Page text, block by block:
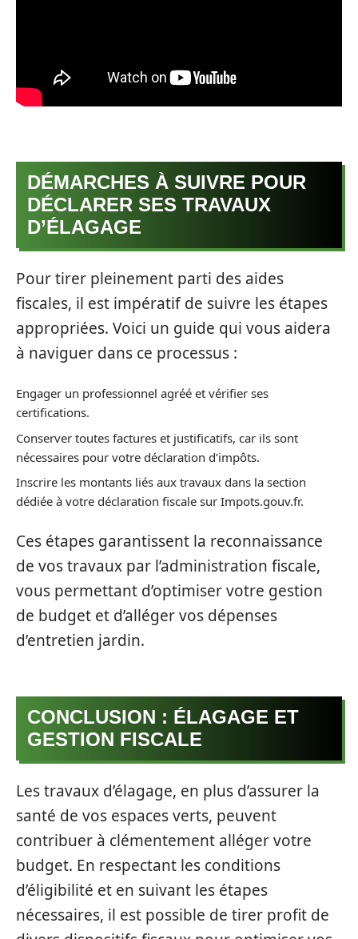
DÉMARCHES À SUIVRE POUR
DÉCLARER SES TRAVAUX
D’ÉLAGAGE
Pour tirer pleinement parti des aides
fiscales, il est impératif de suivre les étapes
appropriées. Voici un guide qui vous aidera
à naviguer dans ce processus :
Engager un professionnel agréé et vérifier ses
certifications.
Conserver toutes factures et justificatifs, car ils sont
nécessaires pour votre déclaration d’impôts.
Inscrire les montants liés aux travaux dans la section
dédiée à votre déclaration fiscale sur Impots.gouv.fr.
Ces étapes garantissent la reconnaissance
de vos travaux par l’administration fiscale,
vous permettant d’optimiser votre gestion
de budget et d’alléger vos dépenses
d’entretien jardin.
CONCLUSION : ÉLAGAGE ET
GESTION FISCALE
Les travaux d’élagage, en plus d’assurer la
santé de vos espaces verts, peuvent
contribuer à clémentement alléger votre
budget. En respectant les conditions
d’éligibilité et en suivant les étapes
nécessaires, il est possible de tirer profit de